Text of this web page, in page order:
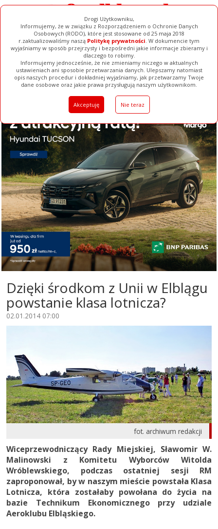
Drogi Użytkowniku,
Informujemy, że w związku z Rozporządzeniem o Ochronie Danych
Osobowych (RODO), które jest stosowane od 25 maja 2018
r.zaktualizowaliśmy naszą Politykę prywatności. W dokumencie tym
wyjaśniamy w sposób przejrzysty i bezpośredni jakie informacje zbieramy i
dlaczego to robimy.
Informujemy jednocześnie, że nie zmieniamy niczego w aktualnych
ustawieniach ani sposobie przetwarzania danych. Ulepszamy natomiast
opis naszych procedur i dokładniej wyjaśniamy, jak przetwarzamy Twoje
dane osobowe oraz jakie prawa przysługują naszym użytkownikom.
Akceptuję Nie teraz
Ogłoszenia Filmy Galerie Baza Firm Pełna Wersja
Dzięki środkom z Unii w Elblągu
powstanie klasa lotnicza?
02.01.2014 07:00
fot. archiwum redakcji
Wiceprzewodniczący Rady Miejskiej, Sławomir W.
Malinowski z Komitetu Wyborców Witolda
Wróblewskiego, podczas ostatniej sesji RM
zaproponował, by w naszym mieście powstała Klasa
Lotnicza, która zostałaby powołana do życia na
bazie Technikum Ekonomicznego przy udziale
Aeroklubu Elbląskiego.